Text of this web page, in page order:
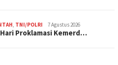
TNI/POLRI 7 Agustus 2026
Proklamasi Kemerd…